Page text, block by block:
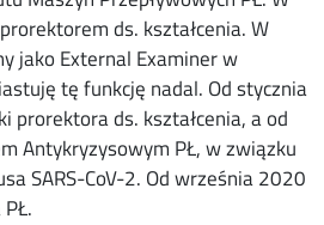
ds. kształcenia. W
jako External Examiner w
tę funkcję nadal. Od stycznia
prorektora ds. kształcenia, a od
Antykryzysowym PŁ, w związku
SARS-CoV-2. Od września 2020